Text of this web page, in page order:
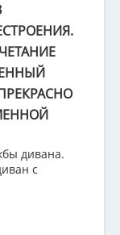
дивана.
с